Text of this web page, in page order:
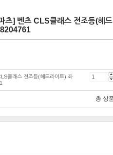
츠] 벤츠 CLS클래스 전조등(헤
클래스 전조등(헤드라이트) 좌
총 상